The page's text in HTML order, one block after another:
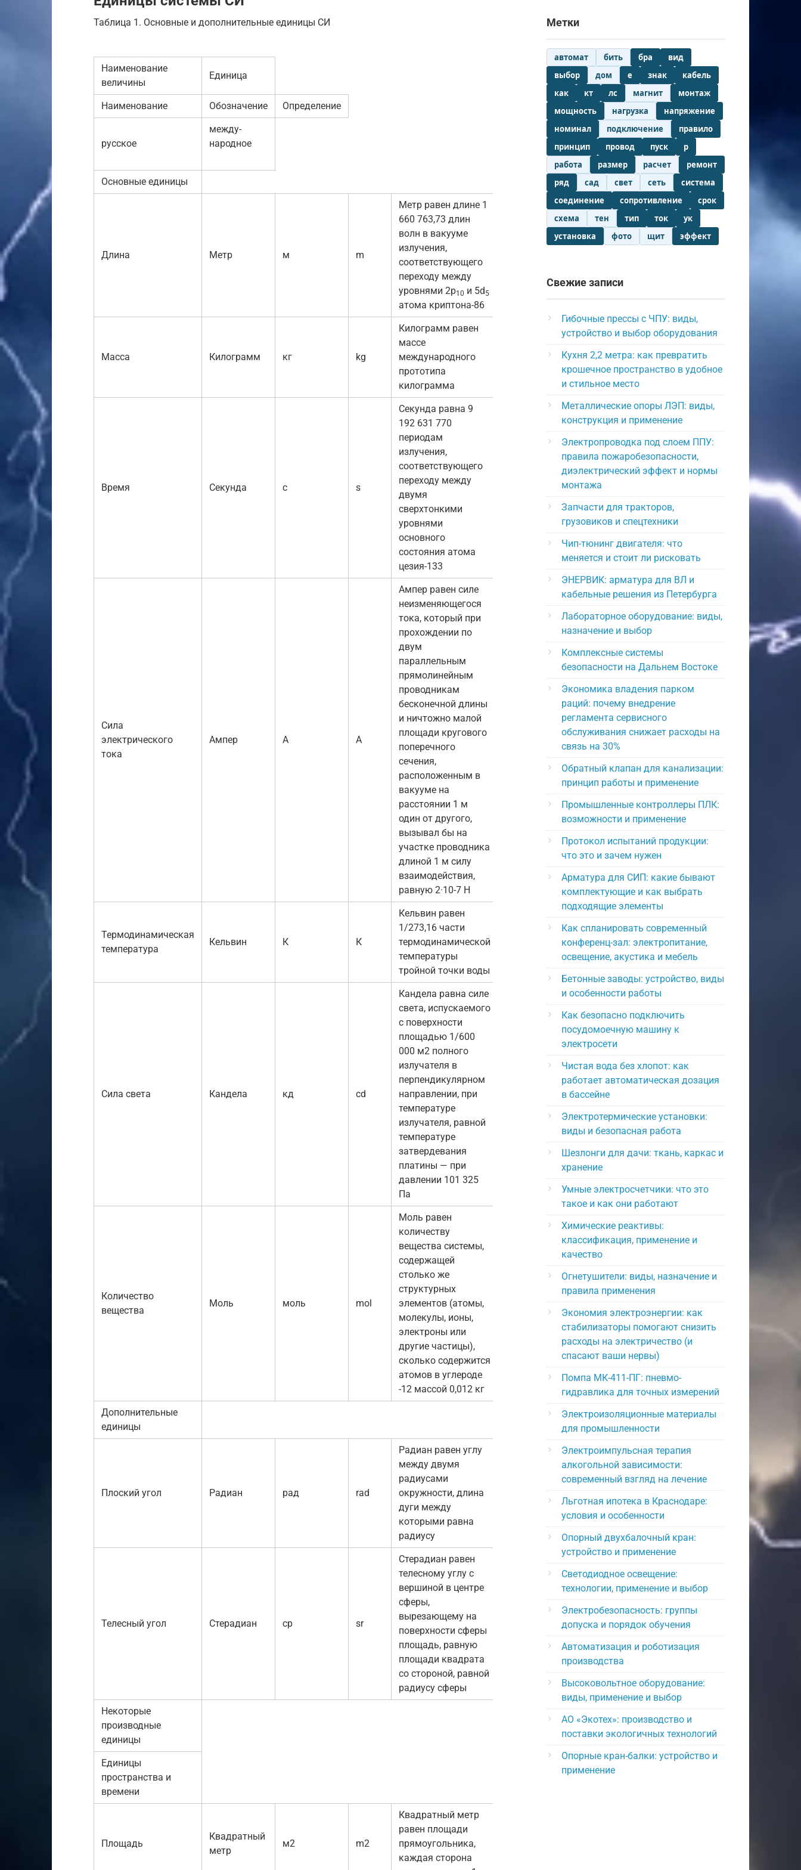
Таблица 1. Основные и дополнительные единицы СИ
Наименование
величины
Единица
Наименование Обозначение Определение
русское
между-
народное
Основные единицы
Длина Метр м m
Метр равен длине 1
660 763,73 длин
волн в вакууме
излучения,
соответствующего
переходу между
уровнями 2р10 и 5d5
атома криптона-86
Масса Килограмм кг kg
Килограмм равен
массе
международного
прототипа
килограмма
Время Секунда с s
Секунда равна 9
192 631 770
периодам
излучения,
соответствующего
переходу между
двумя
сверхтонкими
уровнями
основного
состояния атома
цезия-133
Сила
электрического
тока
Ампер А А
Ампер равен силе
неизменяющегося
тока, который при
прохождении по
двум
параллельным
прямолинейным
проводникам
бесконечной длины
и ничтожно малой
площади кругового
поперечного
сечения,
расположенным в
вакууме на
расстоянии 1 м
один от другого,
вызывал бы на
участке проводника
длиной 1 м силу
взаимодействия,
равную 2·10-7 Н
Термодинамическая
температура
Кельвин К К
Кельвин равен
1/273,16 части
термодинамической
температуры
тройной точки воды
Сила света Кандела кд сd
Кандела равна силе
света, испускаемого
с поверхности
площадью 1/600
000 м2 полного
излучателя в
перпендикулярном
направлении, при
температуре
излучателя, равной
температуре
затвердевания
платины — при
давлении 101 325
Па
Количество
вещества
Моль моль mоl
Моль равен
количеству
вещества системы,
содержащей
столько же
структурных
элементов (атомы,
молекулы, ионы,
электроны или
другие частицы),
сколько содержится
атомов в углероде
-12 массой 0,012 кг
Дополнительные
единицы
Плоский угол Радиан рад rаd
Радиан равен углу
между двумя
радиусами
окружности, длина
дуги между
которыми равна
радиусу
Телесный угол Стерадиан ср sr
Стерадиан равен
телесному углу с
вершиной в центре
сферы,
вырезающему на
поверхности сферы
площадь, равную
площади квадрата
со стороной, равной
радиусу сферы
Некоторые
производные
единицы
Единицы
пространства и
времени
Площадь
Квадратный
метр
м2 m2
Квадратный метр
равен площади
прямоугольника,
каждая сторона
Метки
автомат бить бра
вид
выбор
дом е знак
кабель
как
кт лс магнит
монтаж
мощность
нагрузка
напряжение
номинал
подключение
правило
принцип
провод пуск
р
работа
размер расчет
ремонт
ряд
сад свет сеть
система
соединение
сопротивление
срок
схема
тен тип ток
ук
установка
фото щит эффект
Свежие записи
Гибочные прессы с ЧПУ: виды,
устройство и выбор оборудования
Кухня 2,2 метра: как превратить
крошечное пространство в удобное
и стильное место
Металлические опоры ЛЭП: виды,
конструкция и применение
Электропроводка под слоем ППУ:
правила пожаробезопасности,
диэлектрический эффект и нормы
монтажа
Запчасти для тракторов,
грузовиков и спецтехники
Чип-тюнинг двигателя: что
меняется и стоит ли рисковать
ЭНЕРВИК: арматура для ВЛ и
кабельные решения из Петербурга
Лабораторное оборудование: виды,
назначение и выбор
Комплексные системы
безопасности на Дальнем Востоке
Экономика владения парком
раций: почему внедрение
регламента сервисного
обслуживания снижает расходы на
связь на 30%
Обратный клапан для канализации:
принцип работы и применение
Промышленные контроллеры ПЛК:
возможности и применение
Протокол испытаний продукции:
что это и зачем нужен
Арматура для СИП: какие бывают
комплектующие и как выбрать
подходящие элементы
Как спланировать современный
конференц-зал: электропитание,
освещение, акустика и мебель
Бетонные заводы: устройство, виды
и особенности работы
Как безопасно подключить
посудомоечную машину к
электросети
Чистая вода без хлопот: как
работает автоматическая дозация
в бассейне
Электротермические установки:
виды и безопасная работа
Шезлонги для дачи: ткань, каркас и
хранение
Умные электросчетчики: что это
такое и как они работают
Химические реактивы:
классификация, применение и
качество
Огнетушители: виды, назначение и
правила применения
Экономия электроэнергии: как
стабилизаторы помогают снизить
расходы на электричество (и
спасают ваши нервы)
Помпа МК-411-ПГ: пневмо-
гидравлика для точных измерений
Электроизоляционные материалы
для промышленности
Электроимпульсная терапия
алкогольной зависимости:
современный взгляд на лечение
Льготная ипотека в Краснодаре:
условия и особенности
Опорный двухбалочный кран:
устройство и применение
Светодиодное освещение:
технологии, применение и выбор
Электробезопасность: группы
допуска и порядок обучения
Автоматизация и роботизация
производства
Высоковольтное оборудование:
виды, применение и выбор
АО «Экотех»: производство и
поставки экологичных технологий
Опорные кран-балки: устройство и
применение